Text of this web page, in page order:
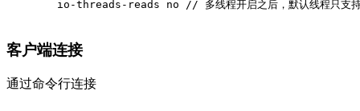
io-threads-reads no // 多线程开启之后，默认线程只支持
客户端连接
通过命令行连接